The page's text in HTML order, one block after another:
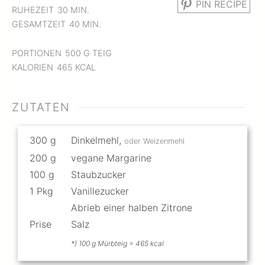
RUHEZEIT 30MINUTEN
MIN.
GESAMTZEIT 40MINUTEN
MIN.
PORTIONEN 500 G TEIG
KALORIEN 465 KCAL
PIN RECIPE
ZUTATEN
300 g Dinkelmehl, oder Weizenmehl
200 g
vegane Margarine
100 g
Staubzucker
1 Pkg
Vanillezucker
Abrieb einer halben Zitrone
Prise
Salz
*) 100 g Mürbteig = 465 kcal